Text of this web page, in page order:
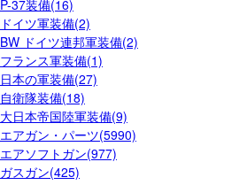
P-37装備(16)
ドイツ軍装備(2)
BW ドイツ連邦軍装備(2)
フランス軍装備(1)
日本の軍装備(27)
自衛隊装備(18)
大日本帝国陸軍装備(9)
エアガン・パーツ(5990)
エアソフトガン(977)
ガスガン(425)